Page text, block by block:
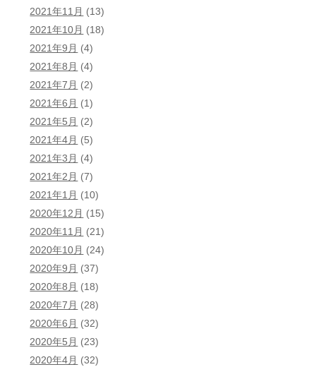
2021年11月 (13)
2021年10月 (18)
2021年9月 (4)
2021年8月 (4)
2021年7月 (2)
2021年6月 (1)
2021年5月 (2)
2021年4月 (5)
2021年3月 (4)
2021年2月 (7)
2021年1月 (10)
2020年12月 (15)
2020年11月 (21)
2020年10月 (24)
2020年9月 (37)
2020年8月 (18)
2020年7月 (28)
2020年6月 (32)
2020年5月 (23)
2020年4月 (32)